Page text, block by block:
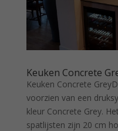
Keuken Concrete
Keuken Concrete
voorzien van een
kleur Concrete Grey.
spatlijsten zijn 20 cm